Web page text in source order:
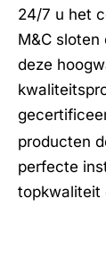
24/7 u het
M&C
deze
producten
perfecte
topkwaliteit